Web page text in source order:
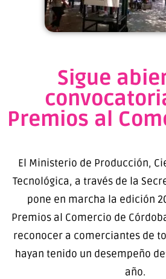
Sigue
Premios al
El Ministerio de Producción,
Tecnológica, a través de la
pone en marcha la edición
Premios al Comercio de
reconocer a comerciantes de
hayan tenido un desempeño
año.